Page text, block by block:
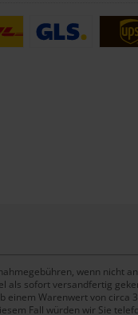
wenn nicht
sofort versandfertig
Warenwert von circa
Fall würden wir Sie